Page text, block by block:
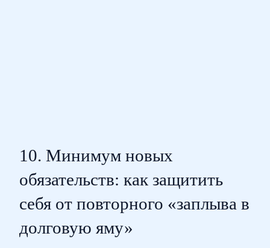
10. Минимум новых
обязательств: как защитить
себя от повторного «заплыва в
долговую яму»